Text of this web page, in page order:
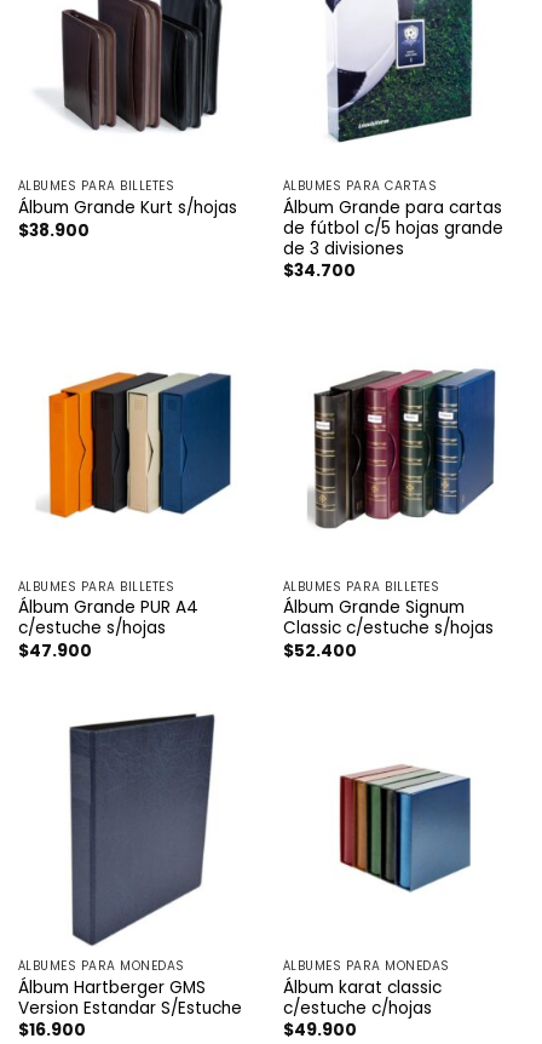
ÁLBUMES PARA BILLETES
Álbum Grande Kurt s/hojas
$38.900
ÁLBUMES PARA CARTAS
Álbum Grande para cartas
de fútbol c/5 hojas grande
de 3 divisiones
$34.700
ÁLBUMES PARA BILLETES
Álbum Grande PUR A4
c/estuche s/hojas
$47.900
ÁLBUMES PARA BILLETES
Álbum Grande Signum
Classic c/estuche s/hojas
$52.400
ÁLBUMES PARA MONEDAS
Álbum Hartberger GMS
Version Estandar S/Estuche
$16.900
ÁLBUMES PARA MONEDAS
Álbum karat classic
c/estuche c/hojas
$49.900